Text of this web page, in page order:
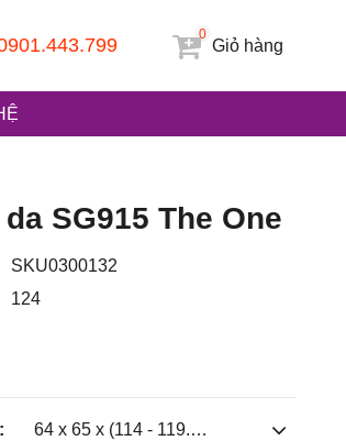
Giỏ hàng
0
Hóc
SG915 The One
SKU0300132
124
64 x 65 x (114 - 119.5)cm